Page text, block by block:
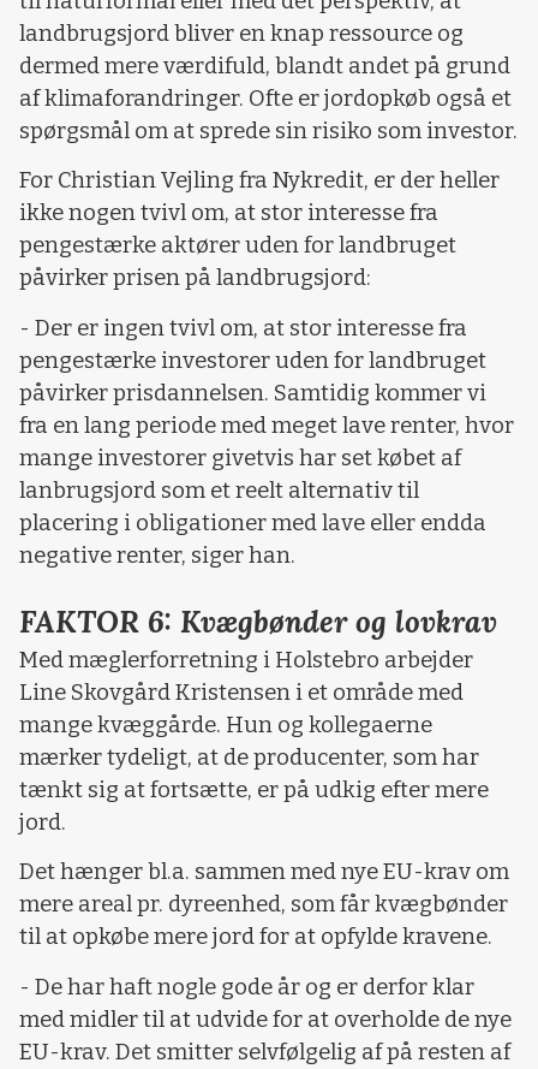
landbrugsjord bliver en knap ressource og
dermed mere værdifuld, blandt andet på grund
af klimaforandringer. Ofte er jordopkøb også et
spørgsmål om at sprede sin risiko som investor.
For Christian Vejling fra Nykredit, er der heller
ikke nogen tvivl om, at stor interesse fra
pengestærke aktører uden for landbruget
påvirker prisen på landbrugsjord:
- Der er ingen tvivl om, at stor interesse fra
pengestærke investorer uden for landbruget
påvirker prisdannelsen. Samtidig kommer vi
fra en lang periode med meget lave renter, hvor
mange investorer givetvis har set købet af
lanbrugsjord som et reelt alternativ til
placering i obligationer med lave eller endda
negative renter, siger han.
FAKTOR 6: Kvægbønder og lovkrav
Med mæglerforretning i Holstebro arbejder
Line Skovgård Kristensen i et område med
mange kvæggårde. Hun og kollegaerne
mærker tydeligt, at de producenter, som har
tænkt sig at fortsætte, er på udkig efter mere
jord.
Det hænger bl.a. sammen med nye EU-krav om
mere areal pr. dyreenhed, som får kvægbønder
til at opkøbe mere jord for at opfylde kravene.
- De har haft nogle gode år og er derfor klar
med midler til at udvide for at overholde de nye
EU-krav. Det smitter selvfølgelig af på resten af